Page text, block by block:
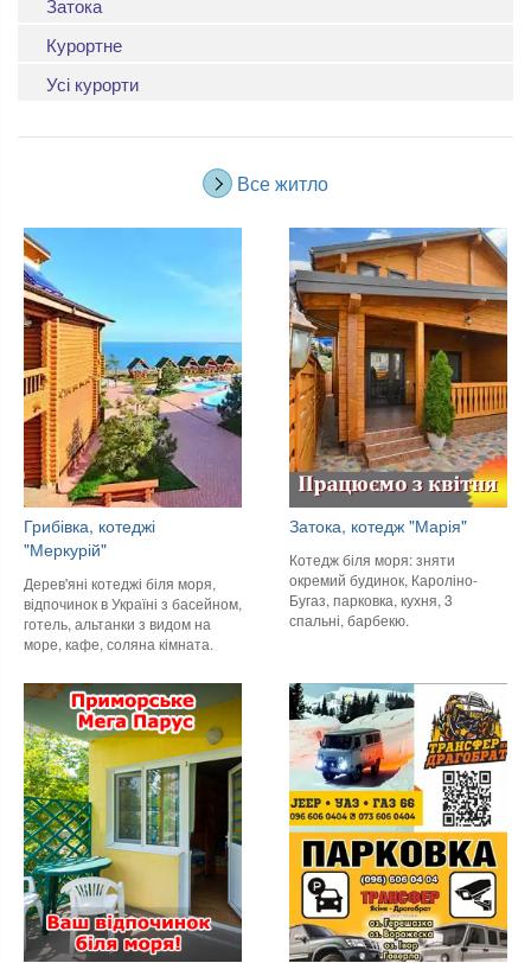
Затока
Курортне
Усі курорти
Все житло
Грибівка, котеджі
"Меркурій"
Дерев'яні котеджі біля моря,
відпочинок в Україні з басейном,
готель, альтанки з видом на
море, кафе, соляна кімната.
Затока, котедж "Марія"
Котедж біля моря: зняти
окремий будинок, Кароліно-
Бугаз, парковка, кухня, 3
спальні, барбекю.